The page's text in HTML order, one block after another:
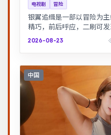
电视剧 冒险
银翼追缉是一部以冒险为
精巧，前后呼应，二刷可
校园与初入社会的迷茫，细
2026-08-23
中国